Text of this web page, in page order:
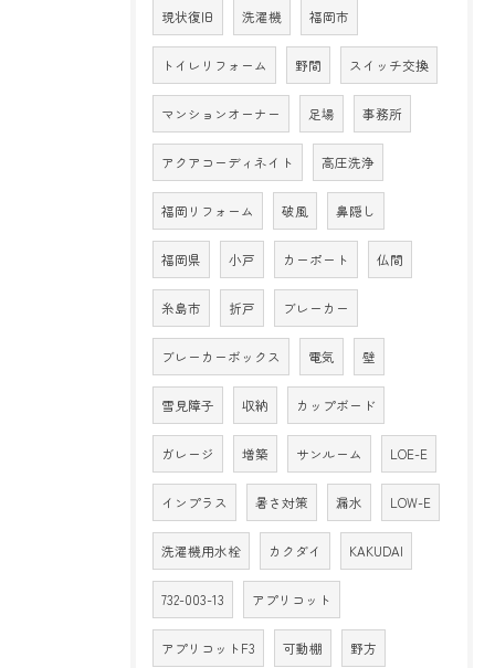
現状復旧 洗濯機 福岡市
トイレリフォーム 野間 スイッチ交換
マンションオーナー 足場 事務所
アクアコーディネイト 高圧洗浄
福岡リフォーム 破風 鼻隠し
福岡県 小戸 カーポート 仏間
糸島市 折戸 ブレーカー
ブレーカーボックス 電気 壁
雪見障子 収納 カップボード
ガレージ 増築 サンルーム LOE-E
インプラス 暑さ対策 漏水 LOW-E
洗濯機用水栓 カクダイ KAKUDAI
732-003-13 アプリコット
アプリコットF3 可動棚 野方